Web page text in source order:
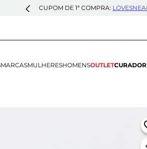
CUPOM DE 1ª COMPRA:
MARCASMULHERESHOMENSOUTLET